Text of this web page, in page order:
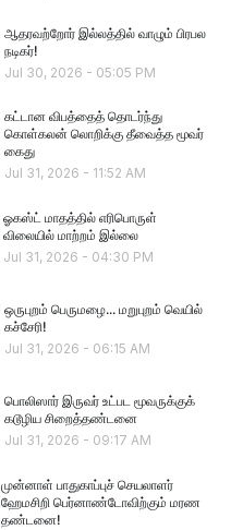
ஆதரவற்றோர் இல்லத்தில் வாழும் பிரபல
நடிகர்!
Jul 30, 2026 - 05:05 PM
கட்டான விபத்தைத் தொடர்ந்து
கொள்கலன் லொறிக்கு தீவைத்த மூவர்
கைது
Jul 31, 2026 - 11:52 AM
ஓகஸ்ட் மாதத்தில் எரிபொருள்
விலையில் மாற்றம் இல்லை
Jul 31, 2026 - 04:30 PM
ஒருபுறம் பெருமழை... மறுபுறம் வெயில்
கச்சேரி!
Jul 31, 2026 - 06:15 AM
பொலிஸார் இருவர் உட்பட மூவருக்குக்
கடூழிய சிறைத்தண்டனை
Jul 31, 2026 - 09:17 AM
முன்னாள் பாதுகாப்புச் செயலாளர்
ஹேமசிறி பெர்னாண்டோவிற்கும் மரண
தண்டனை!